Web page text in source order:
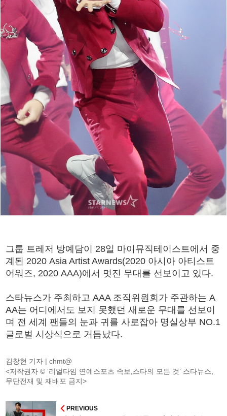
그룹 트레저 방예담이 28일 마이뮤직테이스트에서 중
계된 2020 Asia Artist Awards(2020 아시아 아티스트
어워즈, 2020 AAA)에서 멋진 무대를 선보이고 있다.
스타뉴스가 주최하고 AAA 조직위원회가 주관하는 A
AA는 어디에서도 보지 못했던 새로운 무대를 선보이
며 전 세계 팬들의 눈과 귀를 사로잡아 명실상부 NO.1
글로벌 시상식으로 거듭났다.
김창현 기자 |chmt@
<저작권자 © ‘리얼타임 연예스포츠 속보,스타의 모든 것’ 스타뉴스,
무단전재 및 재배포 금지>
PREVIOUS